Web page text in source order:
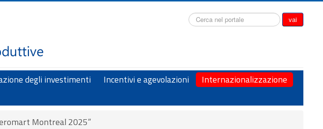
Cerca... vai
degli investimenti Incentivi e agevolazioni
Internazionalizzazione
Montreal 2025”